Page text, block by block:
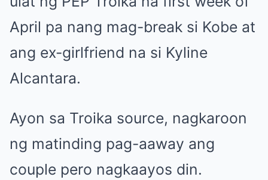
April pa nang mag-break si Kobe at
ang ex-girlfriend na si Kyline
Alcantara.
Ayon sa Troika source, nagkaroon
ng matinding pag-aaway ang
couple pero nagkaayos din.